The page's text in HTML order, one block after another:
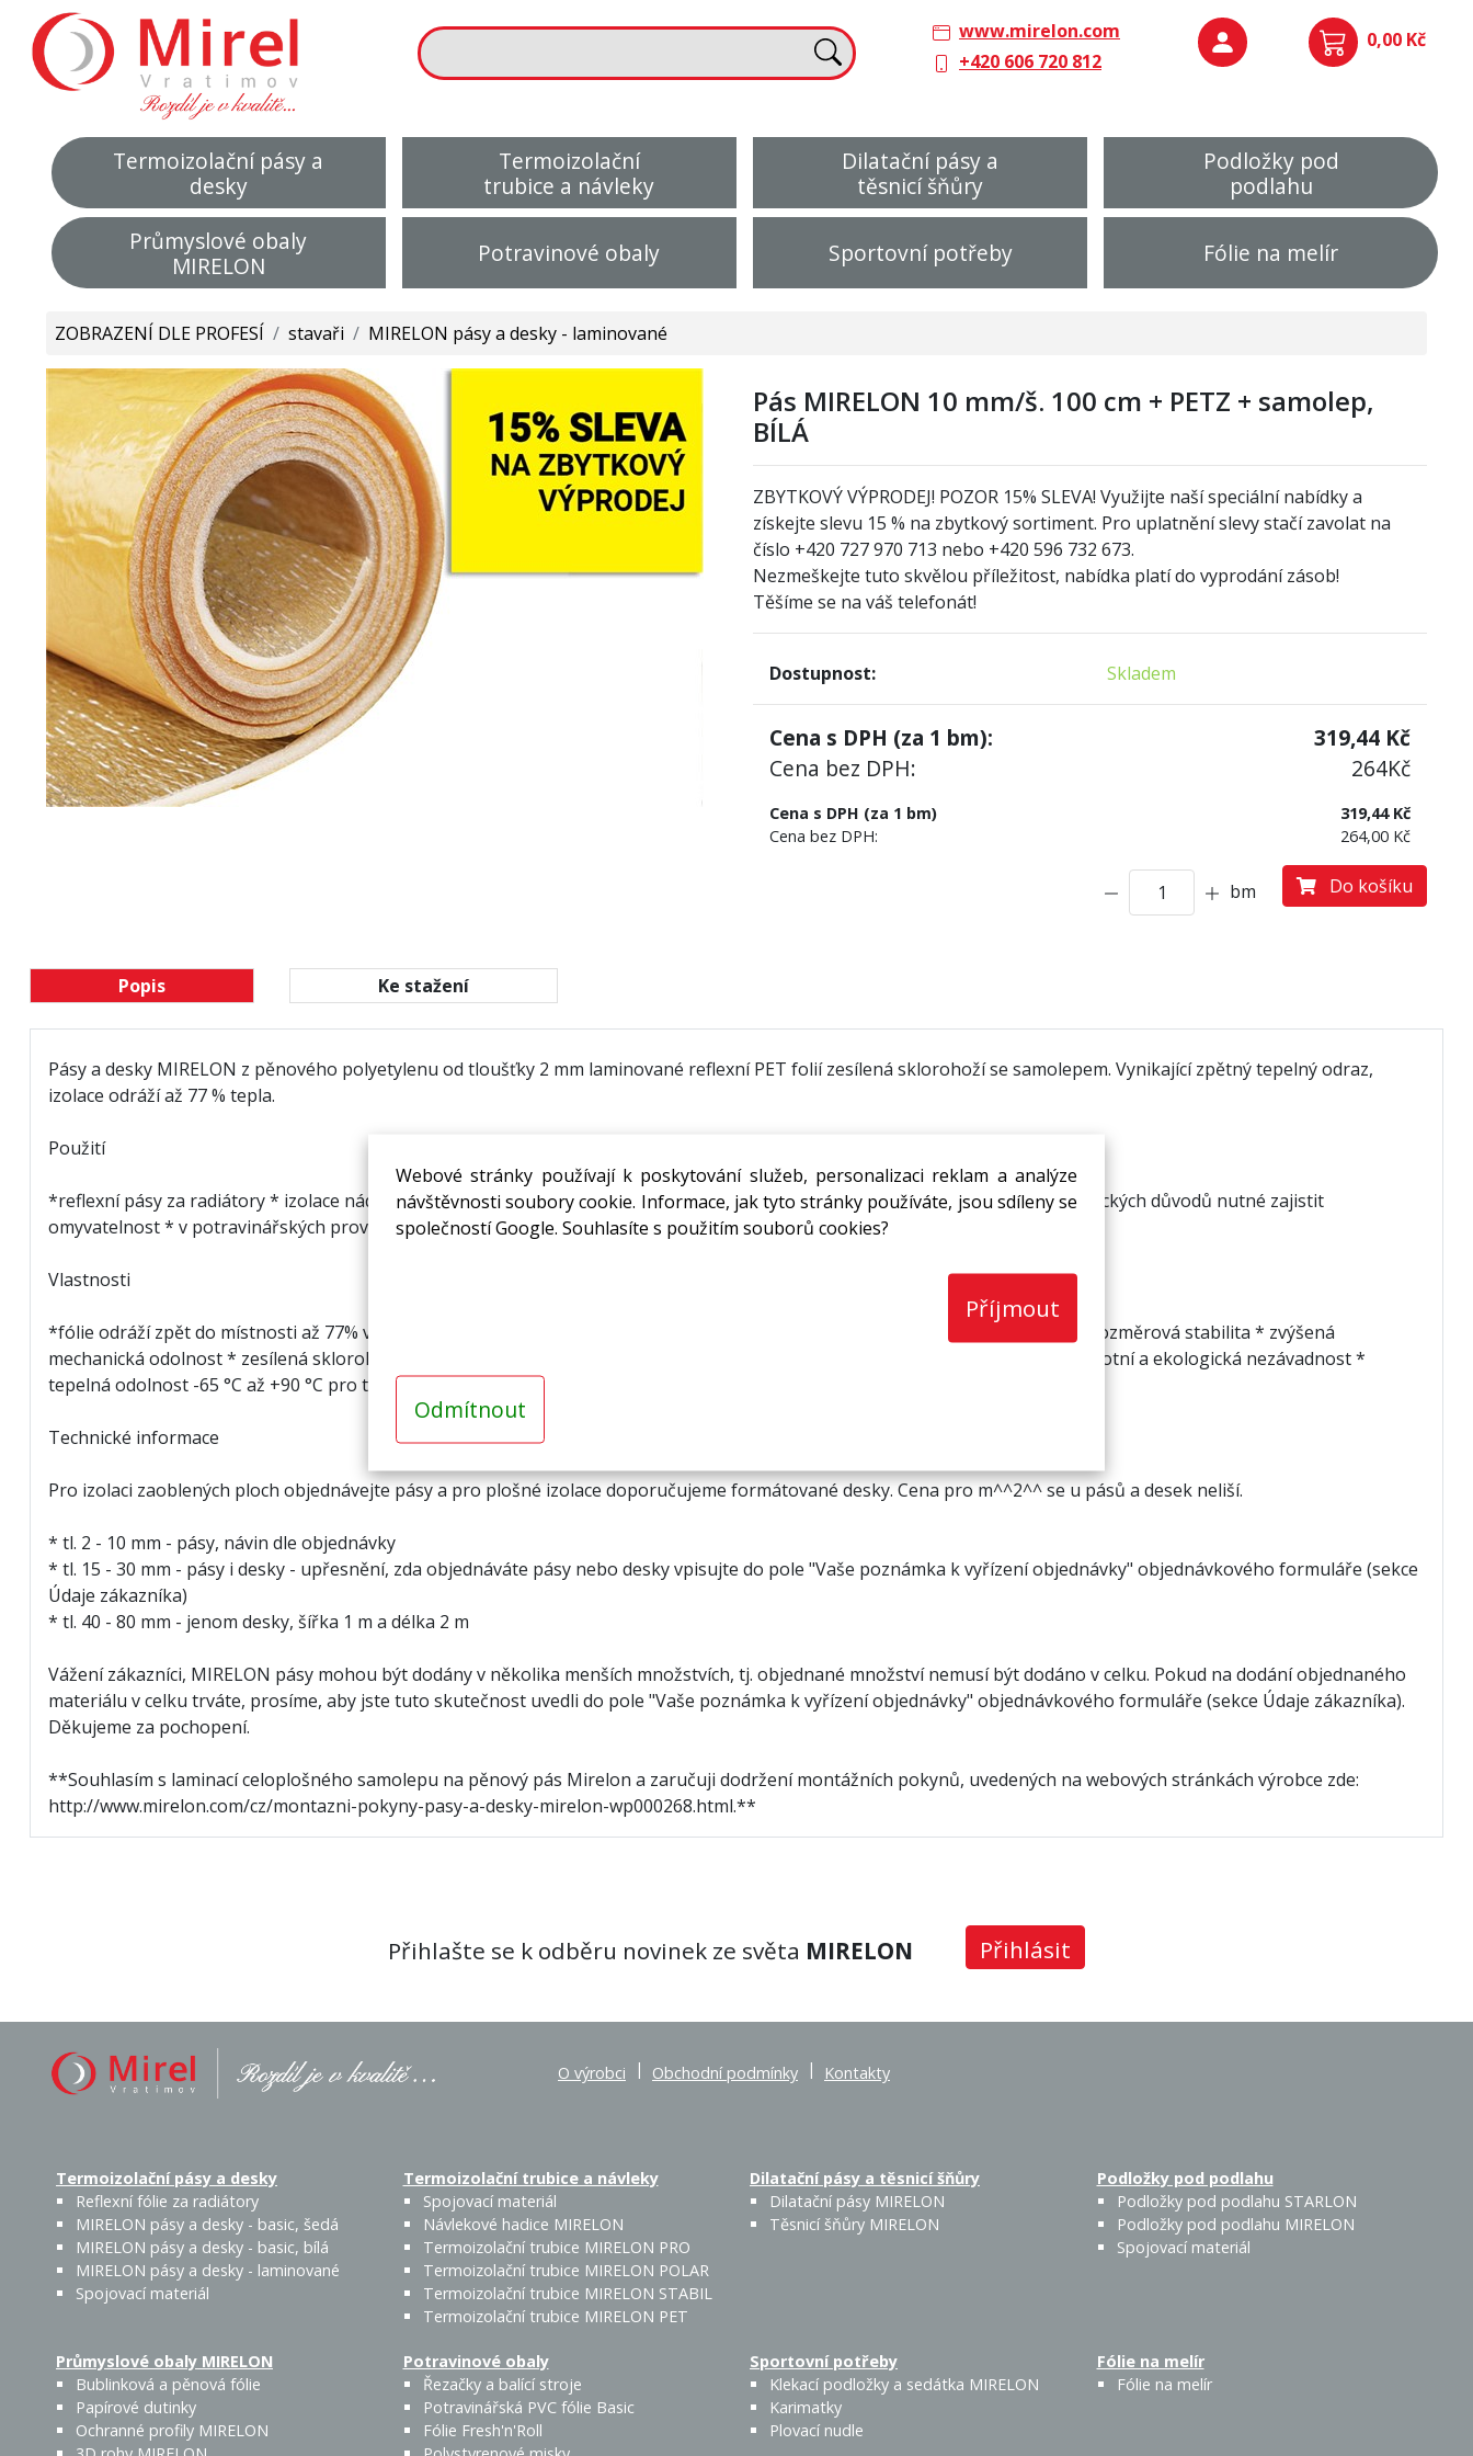
Webové stránky používají k poskytování služeb, personalizaci reklam a analýze
návštěvnosti soubory cookie. Informace, jak tyto stránky používáte, jsou sdíleny se
společností Google. Souhlasíte s použitím souborů cookies?
Příjmout
Odmítnout
www.mirelon.com
+420 606 720 812
0,00 Kč
Termoizolační pásy a
desky
Termoizolační
trubice a návleky
Dilatační pásy a
těsnicí šňůry
Podložky pod
podlahu
Průmyslové obaly
MIRELON
Potravinové obaly Sportovní potřeby Fólie na melír
ZOBRAZENÍ DLE PROFESÍ / stavaři / MIRELON pásy a desky - laminované
Pás MIRELON 10 mm/š. 100 cm + PETZ + samolep,
BÍLÁ
ZBYTKOVÝ VÝPRODEJ! POZOR 15% SLEVA! Využijte naší speciální nabídky a
získejte slevu 15 % na zbytkový sortiment. Pro uplatnění slevy stačí zavolat na
číslo +420 727 970 713 nebo +420 596 732 673.
Nezmeškejte tuto skvělou příležitost, nabídka platí do vyprodání zásob!
Těšíme se na váš telefonát!
Dostupnost: Skladem
Cena s DPH (za 1 bm): 319,44 Kč
Cena bez DPH:
264Kč
Cena s DPH (za 1 bm)
319,44 Kč
Cena bez DPH:
264,00 Kč
bm Do košíku
Popis Ke stažení
Pásy a desky MIRELON z pěnového polyetylenu od tloušťky 2 mm laminované reflexní PET folií zesílená sklorohoží se samolepem. Vynikající zpětný tepelný odraz,
izolace odráží až 77 % tepla.
Použití
*reflexní pásy za radiátory * izolace nádrží * termoakustická izolace vzduchotechnických rozvodů * v prostorách, kde je z hygienických důvodů nutné zajistit
omyvatelnost * v potravinářských provozech * ve zdravotnických zařízeních * v chemických provozech
Vlastnosti
*fólie odráží zpět do místnosti až 77% vyzářeného tepla * nevodivá tepelně i elektricky * výborně odráží teplo i chlad * zvýšená rozměrová stabilita * zvýšená
mechanická odolnost * zesílená sklorohoží * zvýšená paronepropustnost * snadná omyvatelnost * spolehlivá přilnavost * zdravotní a ekologická nezávadnost *
tepelná odolnost -65 °C až +90 °C pro trvalé tepelné zatížení
Technické informace
Pro izolaci zaoblených ploch objednávejte pásy a pro plošné izolace doporučujeme formátované desky. Cena pro m^^2^^ se u pásů a desek neliší.
* tl. 2 - 10 mm - pásy, návin dle objednávky
* tl. 15 - 30 mm - pásy i desky - upřesnění, zda objednáváte pásy nebo desky vpisujte do pole "Vaše poznámka k vyřízení objednávky" objednávkového formuláře (sekce
Údaje zákazníka)
* tl. 40 - 80 mm - jenom desky, šířka 1 m a délka 2 m
Vážení zákazníci, MIRELON pásy mohou být dodány v několika menších množstvích, tj. objednané množství nemusí být dodáno v celku. Pokud na dodání objednaného
materiálu v celku trváte, prosíme, aby jste tuto skutečnost uvedli do pole "Vaše poznámka k vyřízení objednávky" objednávkového formuláře (sekce Údaje zákazníka).
Děkujeme za pochopení.
**Souhlasím s laminací celoplošného samolepu na pěnový pás Mirelon a zaručuji dodržení montážních pokynů, uvedených na webových stránkách výrobce zde:
http://www.mirelon.com/cz/montazni-pokyny-pasy-a-desky-mirelon-wp000268.html.**
Přihlašte se k odběru novinek ze světa MIRELON Přihlásit
O výrobci | Obchodní podmínky | Kontakty
Termoizolační pásy a desky
Reflexní fólie za radiátory
MIRELON pásy a desky - basic, šedá
MIRELON pásy a desky - basic, bílá
MIRELON pásy a desky - laminované
Spojovací materiál
Termoizolační trubice a návleky
Spojovací materiál
Návlekové hadice MIRELON
Termoizolační trubice MIRELON PRO
Termoizolační trubice MIRELON POLAR
Termoizolační trubice MIRELON STABIL
Termoizolační trubice MIRELON PET
Dilatační pásy a těsnicí šňůry
Dilatační pásy MIRELON
Těsnicí šňůry MIRELON
Podložky pod podlahu
Podložky pod podlahu STARLON
Podložky pod podlahu MIRELON
Spojovací materiál
Průmyslové obaly MIRELON
Bublinková a pěnová fólie
Papírové dutinky
Ochranné profily MIRELON
Potravinové obaly
Řezačky a balící stroje
Potravinářská PVC fólie Basic
Fólie Fresh'n'Roll
Sportovní potřeby
Klekací podložky a sedátka MIRELON
Karimatky
Plovací nudle
Fólie na melír
Fólie na melír